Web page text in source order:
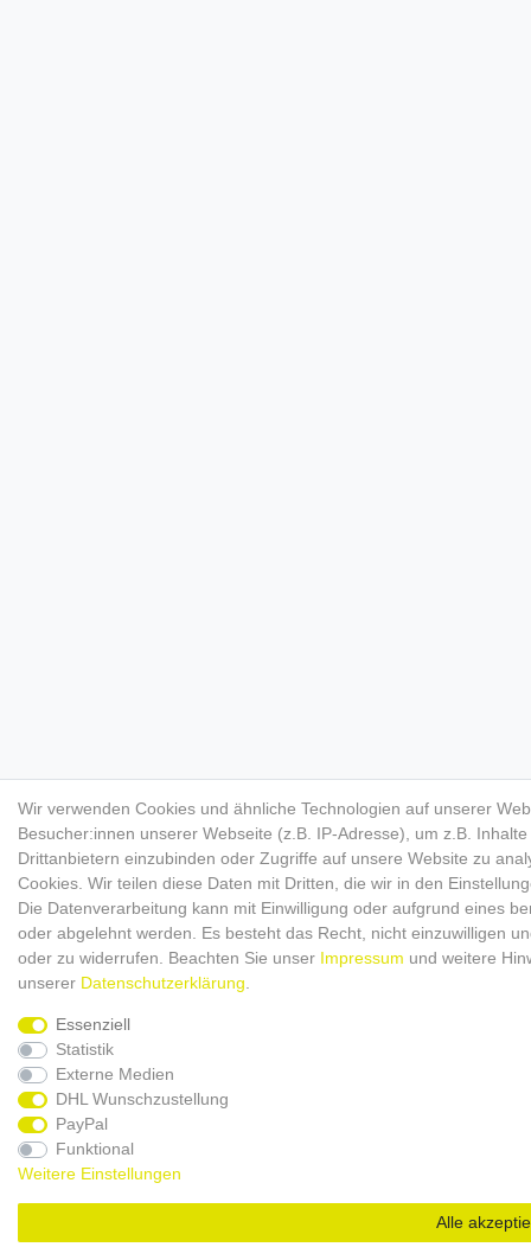
Wir verwenden Cookies und ähnliche Technologien auf unserer
Besucher:innen unserer Webseite (z.B. IP-Adresse), um z.B.
Drittanbietern einzubinden oder Zugriffe auf unsere Website zu
Cookies. Wir teilen diese Daten mit Dritten, die wir in den
Die Datenverarbeitung kann mit Einwilligung oder aufgrund eines
oder abgelehnt werden. Es besteht das Recht, nicht einzuwilligen
oder zu widerrufen. Beachten Sie unser Impressum und weitere
unserer Daten­schutz­erklärung
Essenziell
Statistik
Externe Medien
DHL Wunschzustellung
PayPal
Funktional
Weitere Einstellungen
Alle